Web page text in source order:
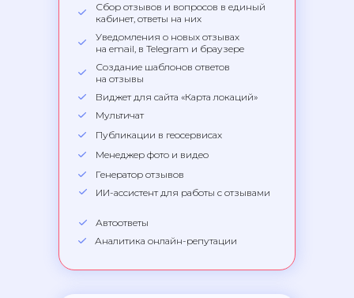
Аналитика онлайн-репутации
Автоответы
ИИ-ассистент для работы с отзывами
Сбор отзывов и вопросов в единый
кабинет, ответы на них
Уведомления о новых отзывах
на email, в Telegram и браузере
Создание шаблонов ответов
на отзывы
Мультичат
Менеджер фото и видео
Генератор отзывов
Виджет для сайта «Карта локаций»
Публикации в геосервисах